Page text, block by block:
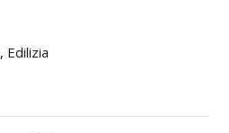
, Edilizia